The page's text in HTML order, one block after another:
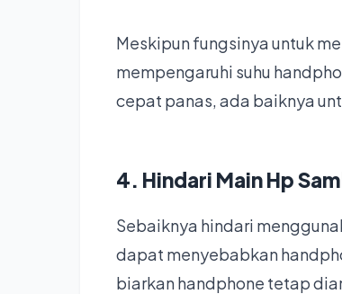
Meskipun fungsinya untuk
mempengaruhi suhu
cepat panas, ada baiknya
4. Hindari Main Hp
Sebaiknya hindari
dapat menyebabkan
biarkan handphone tetap